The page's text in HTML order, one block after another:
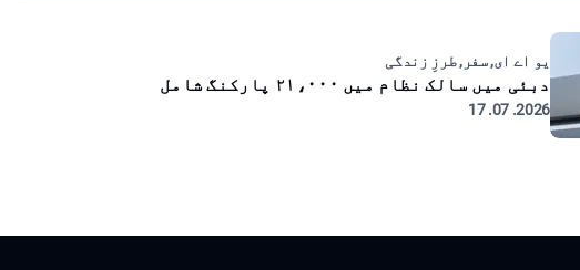
یو اے ای, سفر, طرزِ زندگی
دبئی میں سالک نظام میں ۲۱،۰۰۰ پارکنگ شامل
2026. 07. 17